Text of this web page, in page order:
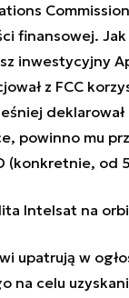
finansowej.
inwestycyjny
z FCC
powinno mu
(konkretnie, od
Intelsat na
upatrują w
na celu